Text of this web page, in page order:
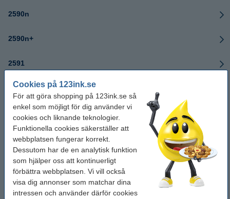
Cookies på 123ink.se
För att göra shopping på 123ink.se så
enkel som möjligt för dig använder vi
cookies och liknande teknologier.
Funktionella cookies säkerställer att
webbplatsen fungerar korrekt.
Dessutom har de en analytisk funktion
som hjälper oss att kontinuerligt
förbättra webbplatsen. Vi vill också
visa dig annonser som matchar dina
intressen och använder därför cookies
2590n
2590n+
2591
2591+
2591n+
4227
4227+